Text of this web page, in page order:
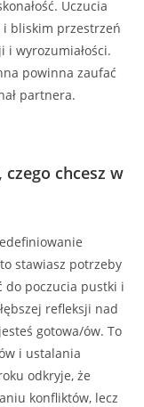
Uczucia
i bliskim przestrzeń
i wyrozumiałości.
powinna zaufać
partnera.
chcesz w
stawiasz potrzeby
do poczucia pustki i
refleksji nad
gotowa/ów. To
i ustalania
odkryje, że
konfliktów, lecz